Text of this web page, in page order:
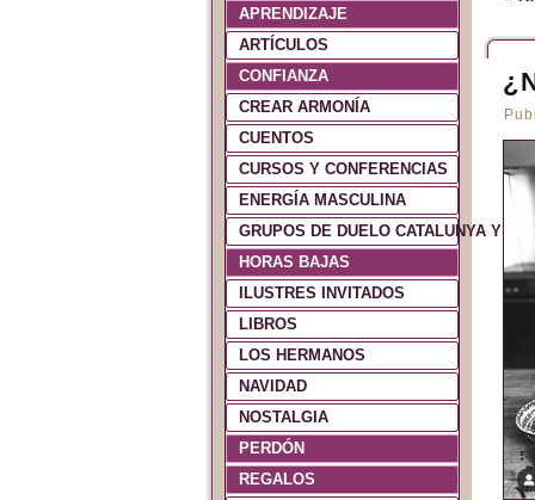
APRENDIZAJE
ARTÍCULOS
CONFIANZA
CREAR ARMONÍA
CUENTOS
CURSOS Y CONFERENCIAS
ENERGÍA MASCULINA
GRUPOS DE DUELO CATALUNYA Y
HORAS BAJAS
ILUSTRES INVITADOS
LIBROS
LOS HERMANOS
NAVIDAD
NOSTALGIA
PERDÓN
REGALOS